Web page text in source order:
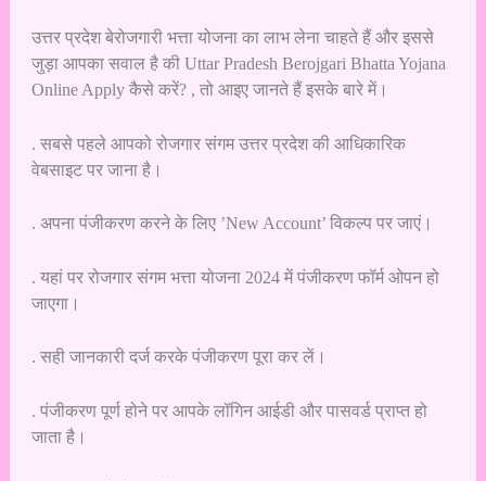
उत्तर प्रदेश बेरोजगारी भत्ता योजना का लाभ लेना चाहते हैं और इससे
जुड़ा आपका सवाल है की Uttar Pradesh Berojgari Bhatta Yojana
Online Apply कैसे करें? , तो आइए जानते हैं इसके बारे में।
. सबसे पहले आपको रोजगार संगम उत्तर प्रदेश की आधिकारिक
वेबसाइट पर जाना है।
. अपना पंजीकरण करने के लिए ’New Account’ विकल्प पर जाएं।
. यहां पर रोजगार संगम भत्ता योजना 2024 में पंजीकरण फॉर्म ओपन हो
जाएगा।
. सही जानकारी दर्ज करके पंजीकरण पूरा कर लें।
. पंजीकरण पूर्ण होने पर आपके लॉगिन आईडी और पासवर्ड प्राप्त हो
जाता है।